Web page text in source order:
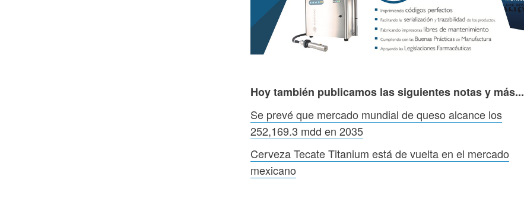
Hoy también publicamos las siguientes notas y más...
Se prevé que mercado mundial de queso alcance los
252,169.3 mdd en 2035
Cerveza Tecate Titanium está de vuelta en el mercado
mexicano